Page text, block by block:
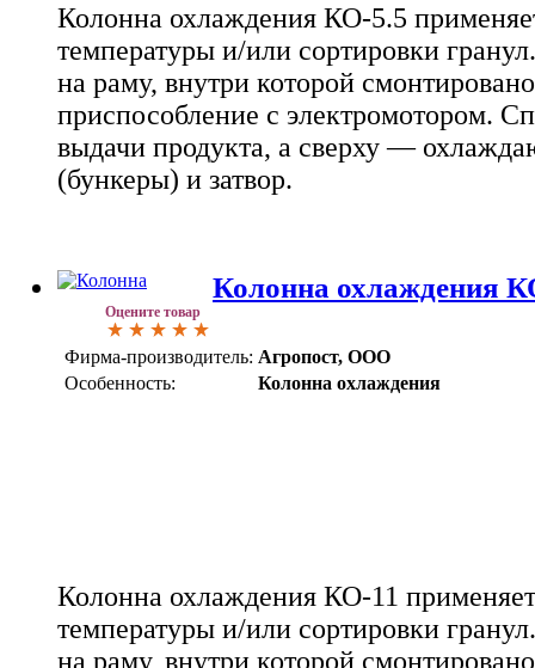
Колонна охлаждения КО-5.5
температуры и/или сортировки
на раму, внутри которой
приспособление с электромотором.
выдачи продукта, а сверху —
(бункеры) и затвор.
Оцените товар
Колонна охлаждения
Фирма-производитель: Агропост, ООО
Особенность:
Колонна охлаждения
Колонна охлаждения КО-11
температуры и/или сортировки
на раму, внутри которой